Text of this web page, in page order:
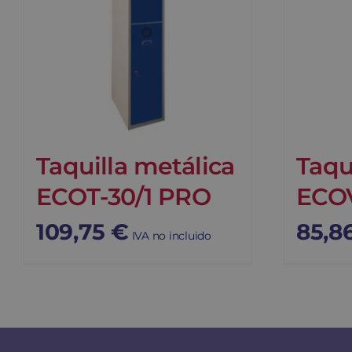
Taquilla metálica
ECOT-30/1 PRO
109,75 € IVA no incluido